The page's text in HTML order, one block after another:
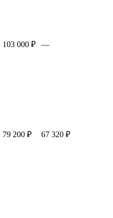
103 000 ₽ —
79 200 ₽ 67 320 ₽